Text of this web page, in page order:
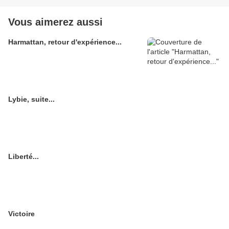
Vous aimerez aussi
Harmattan, retour d'expérience...
Lybie, suite...
Liberté...
Victoire